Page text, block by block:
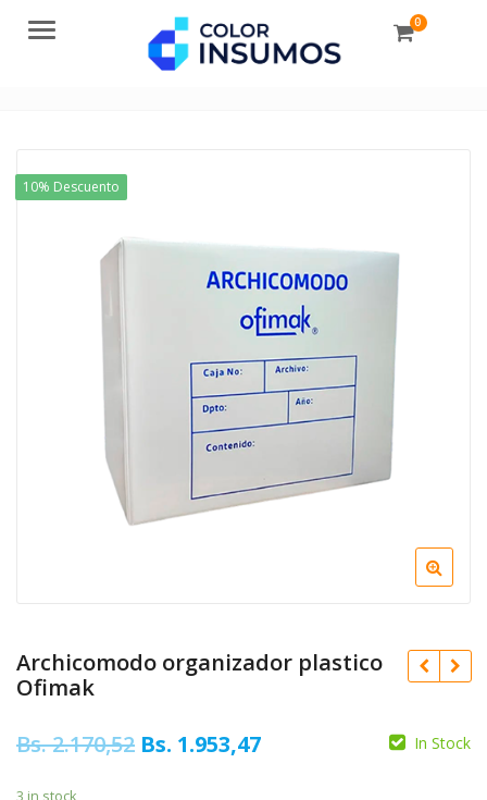
Menu 0
10% Descuento
Archicomodo organizador plastico
Ofimak
Bs.2.170,52 Original
Bs. 1.953,47Current
In Stock
3 in stock